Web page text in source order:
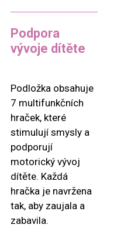
Podpora
vývoje dítěte
Podložka obsahuje
7 multifunkčních
hraček, které
stimulují smysly a
podporují
motorický vývoj
dítěte. Každá
hračka je navržena
tak, aby zaujala a
zabavila.